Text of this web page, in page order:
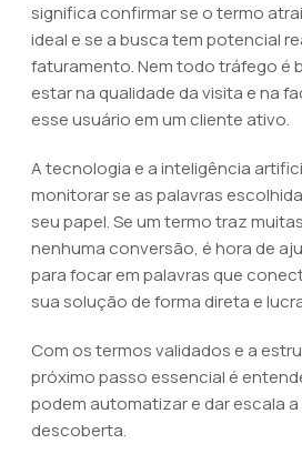
significa confirmar se o termo
ideal e se a busca tem potencial
faturamento. Nem todo tráfego é
estar na qualidade da visita e na
esse usuário em um cliente ativo.
A tecnologia e a inteligência
monitorar se as palavras
seu papel. Se um termo traz
nenhuma conversão, é hora de
para focar em palavras que
sua solução de forma direta e
Com os termos validados e a
próximo passo essencial é
podem automatizar e dar escala
descoberta.